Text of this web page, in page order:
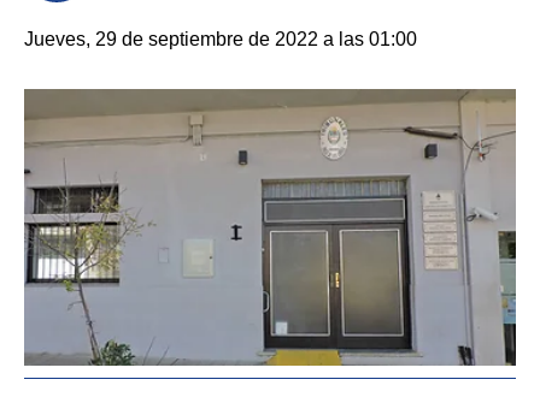
Jueves, 29 de septiembre de 2022 a las 01:00